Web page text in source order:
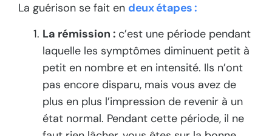
La guérison se fait en deux étapes :
La rémission : c’est une période pendant
laquelle les symptômes diminuent petit à
petit en nombre et en intensité. Ils n’ont
pas encore disparu, mais vous avez de
plus en plus l’impression de revenir à un
état normal. Pendant cette période, il ne